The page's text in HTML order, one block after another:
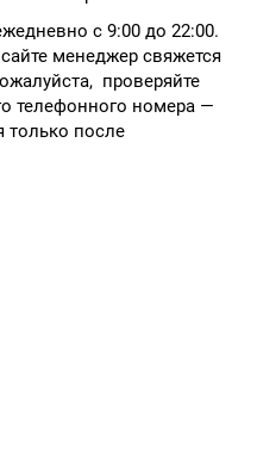
с 9:00 до 22:00.
менеджер свяжется
проверяйте
телефонного номера —
только после